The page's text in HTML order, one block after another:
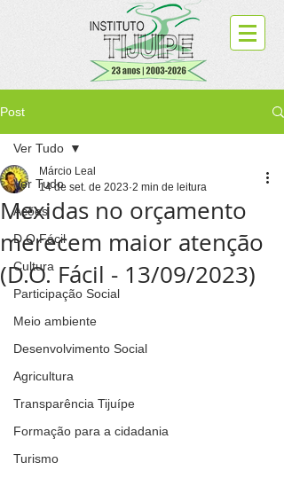
Post
Ver Tudo
Ações
D.O.Fácil
Cultura
Participação Social
Meio ambiente
Desenvolvimento Social
Agricultura
Transparência Tijuípe
Formação para a cidadania
Turismo
Ver Tudo
Mexidas no orçamento
merecem maior atenção
(D.O. Fácil - 13/09/2023)
Márcio Leal
14 de set. de 2023 2 min de leitura